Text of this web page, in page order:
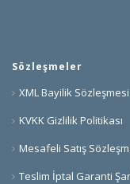
Sözleşmeler
XML Bayilik Sözleşmesi
KVKK Gizlilik Politikası
Mesafeli Satış
Teslim İptal Garanti